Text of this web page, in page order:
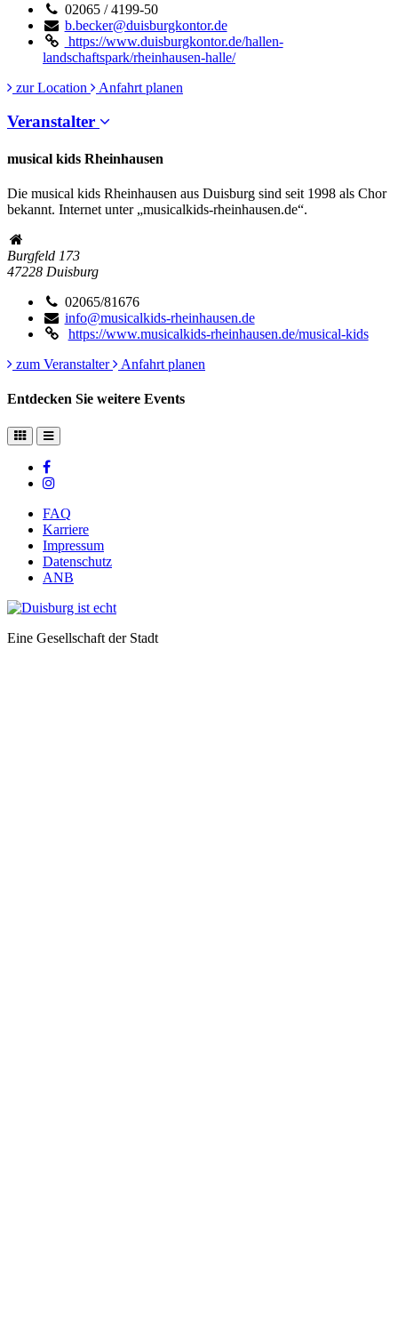
02065 / 4199-50
b.becker@duisburgkontor.de
https://www.duisburgkontor.de/hallen-
landschaftspark/rheinhausen-halle/
zur Location
Anfahrt planen
Veranstalter
musical kids Rheinhausen
Die musical kids Rheinhausen aus Duisburg sind seit 1998 als Chor
bekannt. Internet unter „musicalkids-rheinhausen.de“.
Burgfeld 173
47228 Duisburg
02065/81676
info@musicalkids-rheinhausen.de
https://www.musicalkids-rheinhausen.de/musical-kids
zum Veranstalter
Anfahrt planen
Entdecken Sie weitere Events
FAQ
Karriere
Impressum
Datenschutz
ANB
Eine Gesellschaft der Stadt